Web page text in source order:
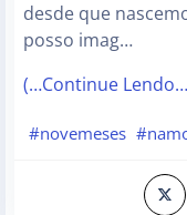
desde que
posso imag…
(…Continue
#novemeses